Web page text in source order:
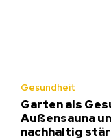
Gesundheit
Garten als
Außensauna
nachhaltig